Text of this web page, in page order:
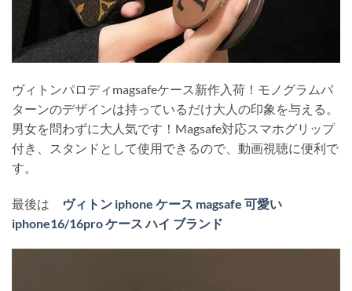
ヴィトンパロディmagsafeケース新作入荷！モノグラムパ
ターンのデザインは持っているだけ大人の印象を与える。
男女を問わずに大人気です！Magsafe対応スマホグリップ
付き、スタンドとして使用できるので、動画視聴に便利で
す。
最後は
ヴィトン iphone ケース magsafe 可愛い
iphone16/16pro ケース ハイ ブランド